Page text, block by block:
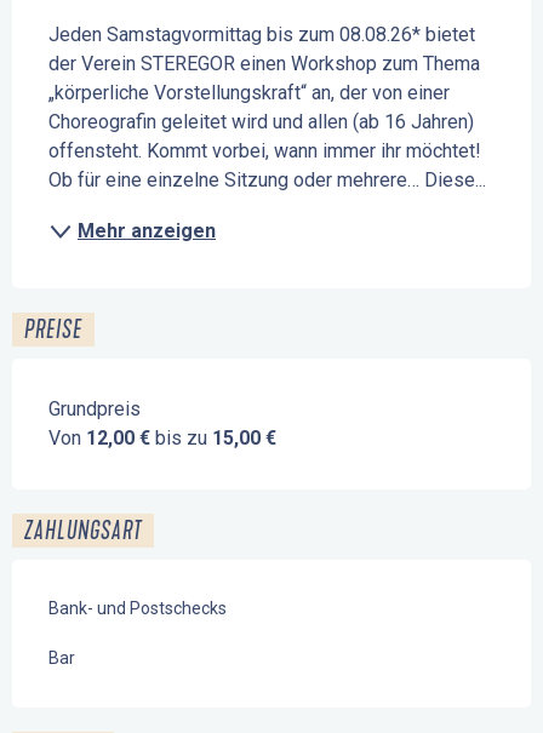
Jeden Samstagvormittag bis zum 08.08.26* bietet
der Verein STEREGOR einen Workshop zum Thema
„körperliche Vorstellungskraft“ an, der von einer
Choreografin geleitet wird und allen (ab 16 Jahren)
offensteht. Kommt vorbei, wann immer ihr möchtet!
Ob für eine einzelne Sitzung oder mehrere… Diese...
Mehr anzeigen
PREISE
Grundpreis
Von 12,00 € bis zu 15,00 €
ZAHLUNGSART
Bank- und Postschecks
Bar